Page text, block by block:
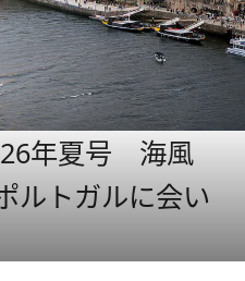
年夏号 海風
ルトガルに会い